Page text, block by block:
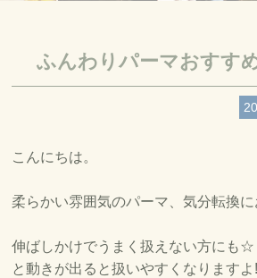
BLOG ブログ
RECRUIT
SITEMAP
ふんわりパーマおすす
こんにちは。
柔らかい雰囲気のパーマ、気分転換
伸ばしかけでうまく扱えない方にも
と動きが出ると扱いやすくなりますよ